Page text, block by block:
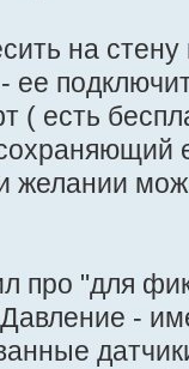
на
ее
( есть
желании
про "для
-